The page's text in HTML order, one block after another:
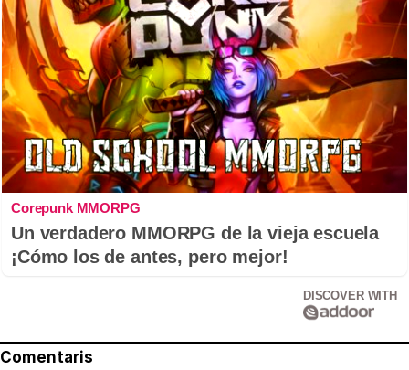
Corepunk MMORPG
Un verdadero MMORPG de la vieja escuela
¡Cómo los de antes, pero mejor!
DISCOVER WITH
Comentaris